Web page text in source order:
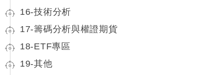
16-技術分析
17-籌碼分析與權證期貨
18-ETF專區
19-其他